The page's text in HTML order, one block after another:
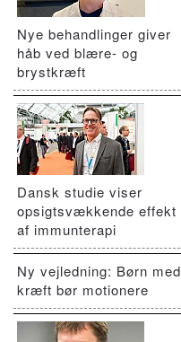
Nye behandlinger giver
håb ved blære- og
brystkræft
Dansk studie viser
opsigtsvækkende effekt
af immunterapi
Ny vejledning: Børn med
kræft bør motionere